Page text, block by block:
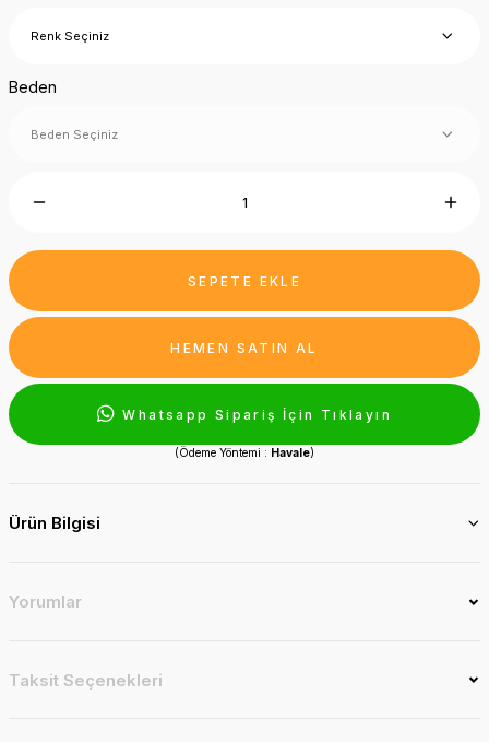
Beden
SEPETE EKLE
HEMEN SATIN AL
Whatsapp Sipariş İçin Tıklayın
(Ödeme Yöntemi : Havale)
Ürün Bilgisi
Yorumlar
Taksit Seçenekleri